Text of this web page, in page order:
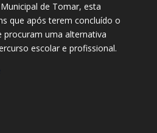
de Tomar, esta
que após terem concluído o
procuram uma alternativa
escolar e profissional.